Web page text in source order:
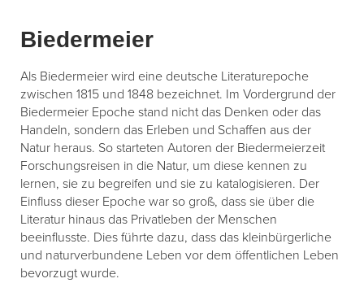
Biedermeier
Als Biedermeier wird eine deutsche Literaturepoche
zwischen 1815 und 1848 bezeichnet. Im Vordergrund der
Biedermeier Epoche stand nicht das Denken oder das
Handeln, sondern das Erleben und Schaffen aus der
Natur heraus. So starteten Autoren der Biedermeierzeit
Forschungsreisen in die Natur, um diese kennen zu
lernen, sie zu begreifen und sie zu katalogisieren. Der
Einfluss dieser Epoche war so groß, dass sie über die
Literatur hinaus das Privatleben der Menschen
beeinflusste. Dies führte dazu, dass das kleinbürgerliche
und naturverbundene Leben vor dem öffentlichen Leben
bevorzugt wurde.